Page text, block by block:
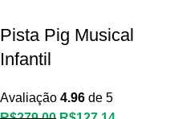
R$419,19.R$297,27.
Pista Pig Musical
Infantil
Avaliação 4.96 de 5